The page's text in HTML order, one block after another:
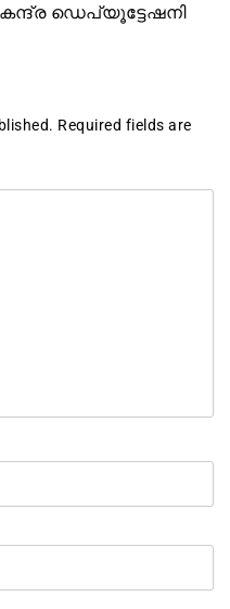
ഡെ​​​പ്യൂ​​​ട്ടേ​​​ഷ​​​നി​​​
Required fields are